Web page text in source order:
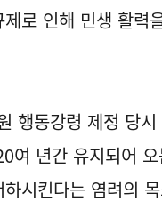
로 인해 민생 활력
행동강령 제정 당
여 년간 유지되어
시킨다는 염려의